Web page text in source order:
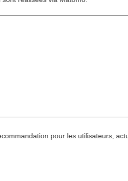
pour les utilisateurs,